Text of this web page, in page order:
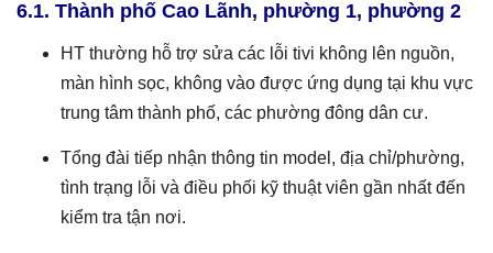
6.1. Thành phố Cao Lãnh, phường 1, phường 2
HT thường hỗ trợ sửa các lỗi tivi không lên nguồn,
màn hình sọc, không vào được ứng dụng tại khu vực
trung tâm thành phố, các phường đông dân cư.
Tổng đài tiếp nhận thông tin model, địa chỉ/phường,
tình trạng lỗi và điều phối kỹ thuật viên gần nhất đến
kiểm tra tận nơi.